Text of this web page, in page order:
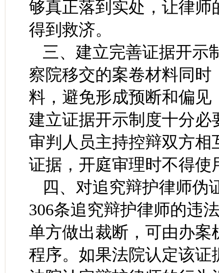
够真正落到实处，让律
得到救济。
三、建立完善证据开示
察院移交的案卷材料同
料，避免形成预断和偏
建立证据开示制度十分
审判人员主持控辩双方
证据，开庭审理时不得使
四、对追究辩护律师伪
306条追究辩护律师的违
单方做出裁断，可由办
程序。如果法院认定该